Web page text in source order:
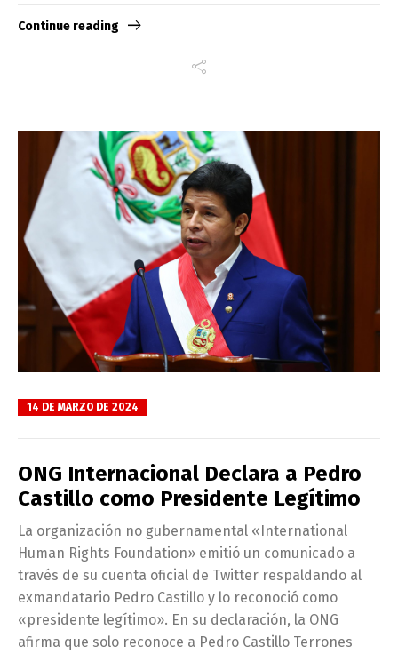
Continue reading
14 DE MARZO DE 2024
ONG Internacional Declara a Pedro
Castillo como Presidente Legítimo
La organización no gubernamental «International
Human Rights Foundation» emitió un comunicado a
través de su cuenta oficial de Twitter respaldando al
exmandatario Pedro Castillo y lo reconoció como
«presidente legítimo». En su declaración, la ONG
afirma que solo reconoce a Pedro Castillo Terrones